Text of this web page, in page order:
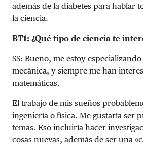
además de la diabetes para hablar
la ciencia.
BT1: ¿Qué tipo de ciencia te
SS: Bueno, me estoy
mecánica, y siempre me han
matemáticas.
El trabajo de mis sueños
ingeniería o física. Me gustaría ser
temas. Eso incluiría hacer
cosas nuevas, además de ser una